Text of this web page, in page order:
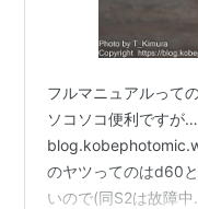
フルマニュアルって
ソコソコ便利ですが
のヤツってのはd60
いので(同S2は故障